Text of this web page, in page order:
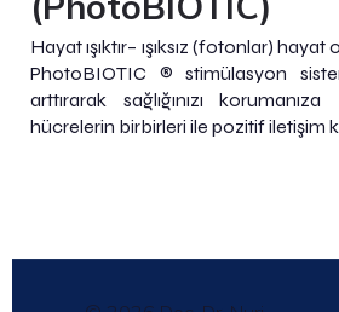
Hayat ışıktır– ışıksız (fotonlar)
PhotoBIOTIC ® stimülasyon
arttırarak sağlığınızı
hücrelerin birbirleri ile pozitif iletişim